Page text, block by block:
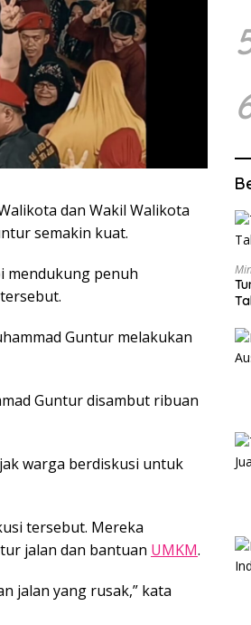
dan Wakil Walikota
semakin kuat.
mendukung penuh
Guntur melakukan
Guntur disambut ribuan
warga berdiskusi untuk
tersebut. Mereka
jalan dan bantuan UMKM.
jalan yang rusak,” kata